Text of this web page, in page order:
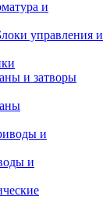
и
управления и
и затворы
и